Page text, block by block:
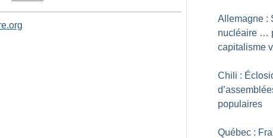
Allemagne :
nucléaire …
capitalisme
Chili :
populaires
Québec :